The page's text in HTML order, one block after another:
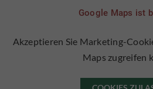
Google Maps ist
Akzeptieren Sie Marketing-
Maps zugreifen